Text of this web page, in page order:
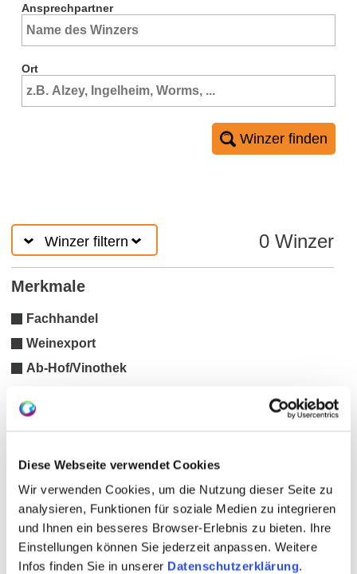
Diese Webseite verwendet Cookies
Wir verwenden Cookies, um die Nutzung dieser Seite zu
analysieren, Funktionen für soziale Medien zu integrieren
und Ihnen ein besseres Browser-Erlebnis zu bieten. Ihre
Einstellungen können Sie jederzeit anpassen. Weitere
Infos finden Sie in unserer Datenschutzerklärung.
Ansprechpartner
Ort
Winzer finden
Winzer filtern 0 Winzer
Merkmale
Fachhandel
Weinexport
Ab-Hof/Vinothek
Maxime Herkunft Rheinhessen
VDP
Selection Rheinhessen
Ökologisch zertifiziert
Nachhaltig zertifiziert
Silvaner